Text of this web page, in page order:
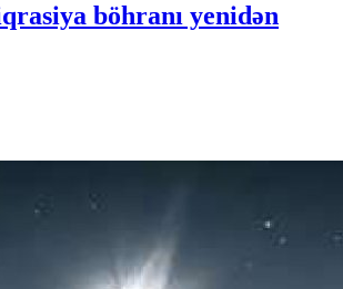
böhranı yenidən